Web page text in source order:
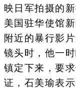
映日军拍摄的
美国驻华使馆
附近的暴行影
镜头时，他一
镇定下来，要
证，石美瑜表示